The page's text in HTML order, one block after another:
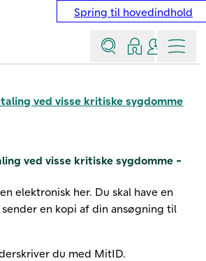
Spring til hovedindhold
Søg Log indKontakt
Menu
ved visse kritiske sygdomme
ved visse kritiske sygdomme -
elektronisk her. Du skal have en
sender en kopi af din ansøgning til
du med MitID.